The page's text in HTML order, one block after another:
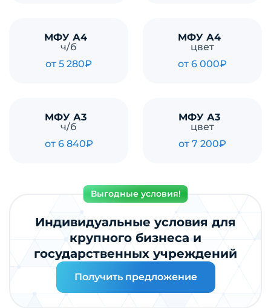
МФУ А4
ч/б
от 5 280₽
МФУ А4
цвет
от 6 000₽
МФУ А3
ч/б
от 6 840₽
МФУ А3
цвет
от 7 200₽
Выгодные условия!
Индивидуальные условия для
крупного бизнеса и
государственных учреждений
Получить предложение